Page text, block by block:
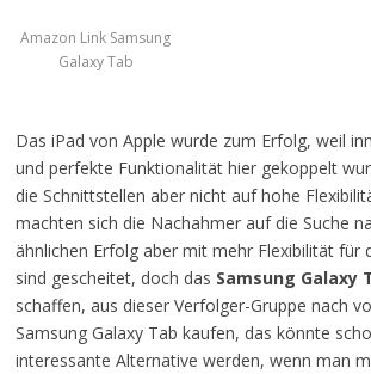
Amazon Link Samsung
Galaxy Tab
Das iPad von Apple wurde zum Erfolg, weil
und perfekte Funktionalität hier gekoppelt
die Schnittstellen aber nicht auf hohe
machten sich die Nachahmer auf die Suche
ähnlichen Erfolg aber mit mehr Flexibilität für
sind gescheitet, doch das Samsung Galaxy
schaffen, aus dieser Verfolger-Gruppe nach
Samsung Galaxy Tab kaufen, das könnte
interessante Alternative werden, wenn man